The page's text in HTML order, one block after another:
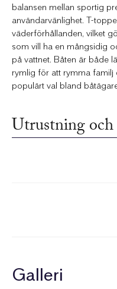
balansen mellan sportig
användarvänlighet. T-
väderförhållanden, vilket
som vill ha en mångsidig
på vattnet. Båten är både
rymlig för att rymma familj
populärt val bland
Utrustning
Galleri